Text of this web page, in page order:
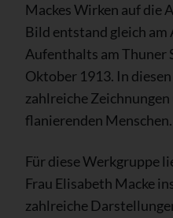
Mackes Wirken auf die
Bild entstand gleich
Aufenthalts am Thuner
Oktober 1913. In
zahlreiche
flanierenden Menschen.
Für diese Werkgruppe
Frau Elisabeth Macke
zahlreiche